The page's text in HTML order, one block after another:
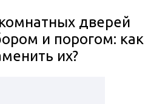
дверей
и порогом: как
их?